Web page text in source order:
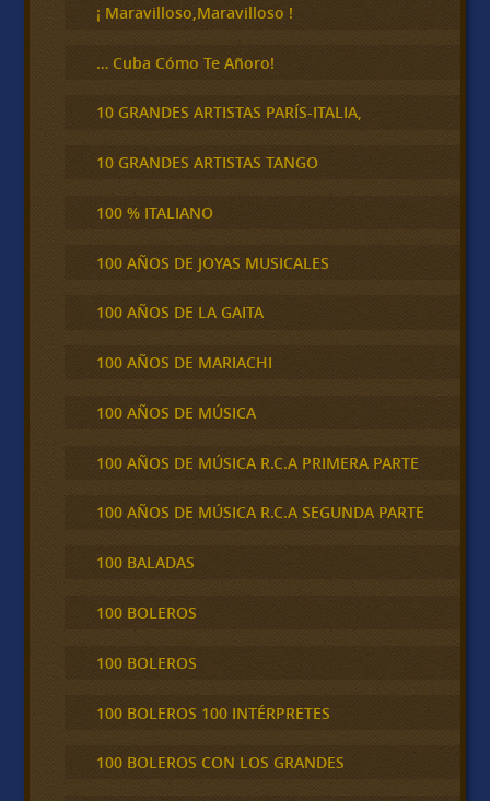
¡ Maravilloso,Maravilloso !
… Cuba Cómo Te Añoro!
10 GRANDES ARTISTAS PARÍS-ITALIA,
10 GRANDES ARTISTAS TANGO
100 % ITALIANO
100 AÑOS DE JOYAS MUSICALES
100 AÑOS DE LA GAITA
100 AÑOS DE MARIACHI
100 AÑOS DE MÚSICA
100 AÑOS DE MÚSICA R.C.A PRIMERA PARTE
100 AÑOS DE MÚSICA R.C.A SEGUNDA PARTE
100 BALADAS
100 BOLEROS
100 BOLEROS
100 BOLEROS 100 INTÉRPRETES
100 BOLEROS CON LOS GRANDES